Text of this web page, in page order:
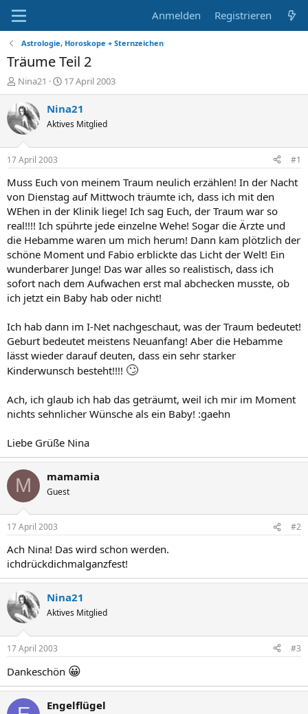
Anmelden Registrieren
Astrologie, Horoskope + Sternzeichen
Träume Teil 2
E
r
s
t
e
e
r
Nina21
E
r
s
e
t
a
17 April 2003
Nina21
Aktives Mitglied
17 April 2003 #1
Muss Euch von meinem Traum neulich erzählen! In der Nacht
von Dienstag auf Mittwoch träumte ich, dass ich mit den
WEhen in der Klinik liege! Ich sag Euch, der Traum war so
real!!!! Ich spührte jede einzelne Wehe! Sogar die Ärzte und
die Hebamme waren um mich herum! Dann kam plötzlich der
schöne Moment und Fabio erblickte das Licht der Welt! Ein
wunderbarer Junge! Das war alles so realistisch, dass ich
sofort nach dem Aufwachen erst mal abchecken musste, ob
ich jetzt ein Baby hab oder nicht!
Ich hab dann im I-Net nachgeschaut, was der Traum bedeutet!
Geburt bedeutet meistens Neuanfang! Aber die Hebamme
lässt wieder darauf deuten, dass ein sehr starker
Kinderwunsch besteht!!!! 🙄
Ach, ich glaub ich hab das geträumt, weil ich mir im Moment
nichts sehnlicher Wünsche als ein Baby! :gaehn
Liebe Grüße Nina
M mamamia
Guest
17 April 2003 #2
Ach Nina! Das wird schon werden.
ichdrückdichmalganzfest!
Nina21
Aktives Mitglied
17 April 2003 #3
Dankeschön 😀
Engelflügel